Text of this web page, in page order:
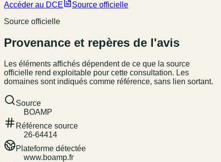
Accéder au DCE
Source officielle
Source officielle
Provenance et repères de l'avis
Les éléments affichés dépendent de ce que la source
officielle rend exploitable pour cette consultation. Les
domaines sont indiqués comme référence, sans lien sortant.
Source
BOAMP
Référence source
26-64414
Plateforme détectée
www.boamp.fr